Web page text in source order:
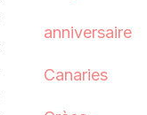
anniversaire
Canaries